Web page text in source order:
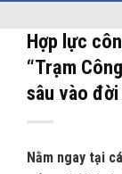
Hợp lực
“Trạm
sâu vào đời
Nằm ngay tại